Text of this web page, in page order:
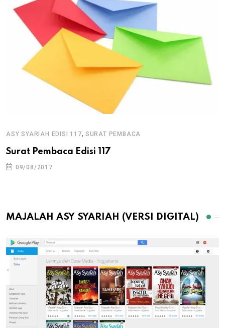
ASY SYARIAH EDISI 117, SURAT PEMBACA
Surat Pembaca Edisi 117
09/08/2017
MAJALAH ASY SYARIAH (VERSI DIGITAL)